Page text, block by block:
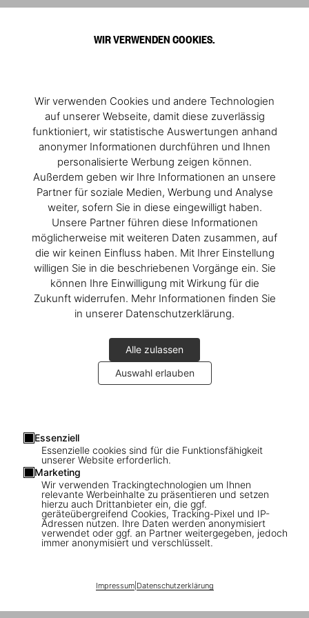
WIR VERWENDEN COOKIES.
Wir verwenden Cookies und andere Technologien
auf unserer Webseite, damit diese zuverlässig
funktioniert, wir statistische Auswertungen anhand
anonymer Informationen durchführen und Ihnen
personalisierte Werbung zeigen können.
Außerdem geben wir Ihre Informationen an unsere
Partner für soziale Medien, Werbung und Analyse
weiter, sofern Sie in diese eingewilligt haben.
Unsere Partner führen diese Informationen
möglicherweise mit weiteren Daten zusammen, auf
die wir keinen Einfluss haben. Mit Ihrer Einstellung
willigen Sie in die beschriebenen Vorgänge ein. Sie
können Ihre Einwilligung mit Wirkung für die
Zukunft widerrufen. Mehr Informationen finden Sie
in unserer Datenschutzerklärung.
Alle zulassen
Auswahl erlauben
Essenziell
Essenzielle cookies sind für die Funktionsfähigkeit
unserer Website erforderlich.
Marketing
Wir verwenden Trackingtechnologien um Ihnen
relevante Werbeinhalte zu präsentieren und setzen
hierzu auch Drittanbieter ein, die ggf.
geräteübergreifend Cookies, Tracking-Pixel und IP-
Adressen nutzen. Ihre Daten werden anonymisiert
verwendet oder ggf. an Partner weitergegeben, jedoch
immer anonymisiert und verschlüsselt.
Impressum| Datenschutzerklärung
2026– TASCHEN GmbH, Hohenzollernring 53, D–50672
The store page is currently displayed in a language that does
not match your preferred settings.